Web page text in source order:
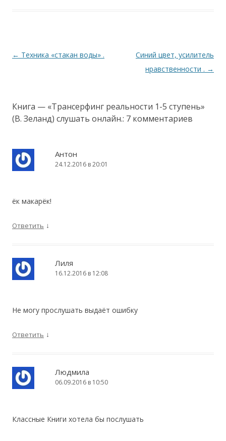
Навигация
← Техника «стакан воды» .
Синий цвет, усилитель
нравственности . →
Книга — «Трансерфинг реальности 1-5 ступень»
(В. Зеланд) слушать онлайн.: 7 комментариев
Антон
24.12.2016 в 20:01
ёк макарёк!
Ответить ↓
Лиля
16.12.2016 в 12:08
Не могу прослушать выдаёт ошибку
Ответить ↓
Людмила
06.09.2016 в 10:50
Классные Книги хотела бы послушать